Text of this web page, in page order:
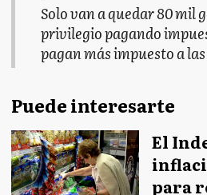
Solo van a quedar 80 mil
privilegio pagando
pagan más impuesto a
Puede interesarte
El
para